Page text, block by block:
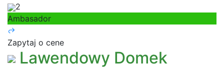
2
Ambasador
Zapytaj o cene
Lawendowy Domek